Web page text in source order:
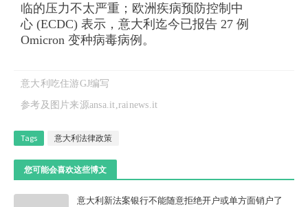
临的压力不太严重；欧洲疾病预防控制中
心 (ECDC) 表示，意大利迄今已报告 27 例
Omicron 变种病毒病例。
意大利吃住游GJ编写
参考及图片来源ansa.it,rainews.it
Tags 意大利法律政策
您可能会喜欢这些博文
意大利新法案银行不能随意拒绝开户或单方面销户了